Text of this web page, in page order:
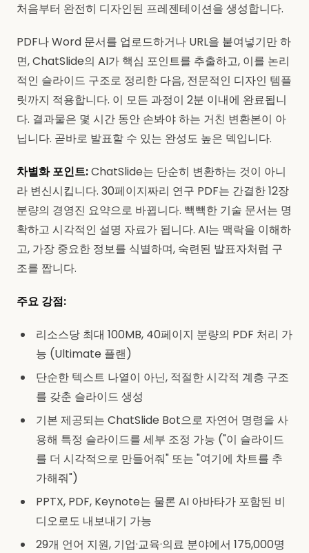
처음부터 완전히 디자인된 프레젠테이션을 생성합니다.
PDF나 Word 문서를 업로드하거나 URL을 붙여넣기만 하
면, ChatSlide의 AI가 핵심 포인트를 추출하고, 이를 논리
적인 슬라이드 구조로 정리한 다음, 전문적인 디자인 템플
릿까지 적용합니다. 이 모든 과정이 2분 이내에 완료됩니
다. 결과물은 몇 시간 동안 손봐야 하는 거친 변환본이 아
닙니다. 곧바로 발표할 수 있는 완성도 높은 덱입니다.
차별화 포인트:ChatSlide는 단순히 변환하는 것이 아니
라 변신시킵니다. 30페이지짜리 연구 PDF는 간결한 12장
분량의 경영진 요약으로 바뀝니다. 빽빽한 기술 문서는 명
확하고 시각적인 설명 자료가 됩니다. AI는 맥락을 이해하
고, 가장 중요한 정보를 식별하며, 숙련된 발표자처럼 구
조를 짭니다.
주요 강점:
리소스당 최대 100MB, 40페이지 분량의 PDF 처리 가
능 (Ultimate 플랜)
단순한 텍스트 나열이 아닌, 적절한 시각적 계층 구조
를 갖춘 슬라이드 생성
기본 제공되는 ChatSlide Bot으로 자연어 명령을 사
용해 특정 슬라이드를 세부 조정 가능 ("이 슬라이드
를 더 시각적으로 만들어줘" 또는 "여기에 차트를 추
가해줘")
PPTX, PDF, Keynote는 물론 AI 아바타가 포함된 비
디오로도 내보내기 가능
29개 언어 지원, 기업·교육·의료 분야에서 175,000명